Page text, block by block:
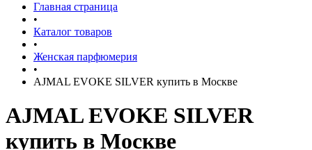
Главная страница
•
Каталог товаров
•
Женская парфюмерия
•
AJMAL EVOKE SILVER купить в Москве
AJMAL EVOKE SILVER
купить в Москве